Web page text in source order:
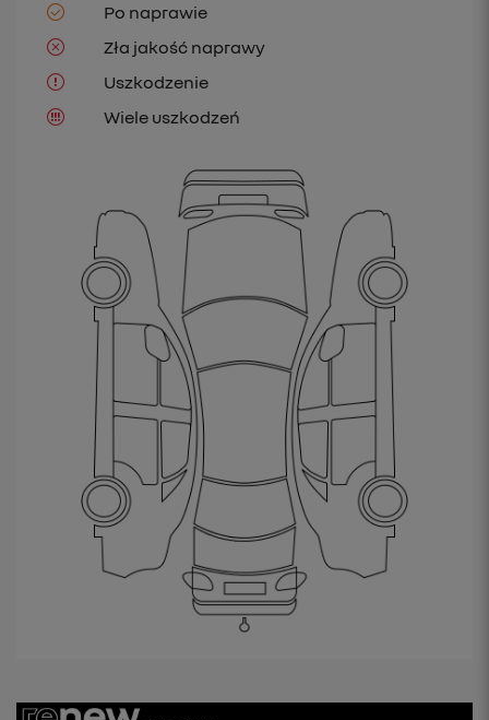
Po naprawie
Zła jakość naprawy
Uszkodzenie
Wiele uszkodzeń